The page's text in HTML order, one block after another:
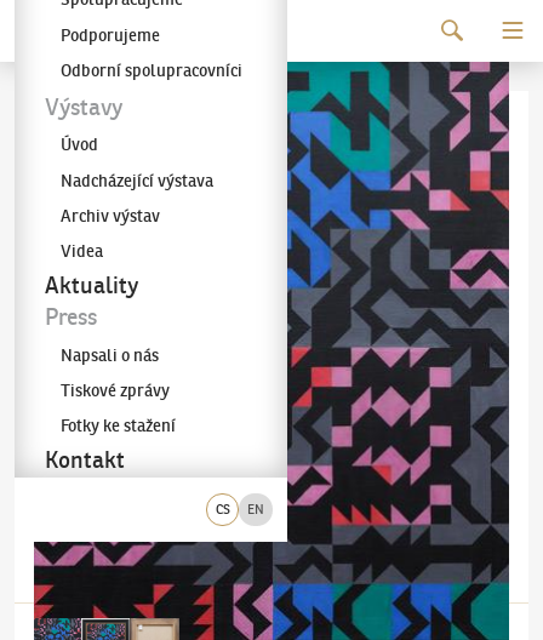
Galerie KODL
CS EN
Podporujeme
Odborní spolupracovníci
Výstavy
Úvod
Nadcházející výstava
Archiv výstav
Videa
Aktuality
Press
Napsali o nás
Tiskové zprávy
Fotky ke stažení
Kontakt